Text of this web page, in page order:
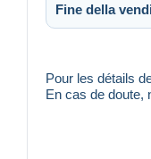
Fine della
Pour les détails
En cas de doute,